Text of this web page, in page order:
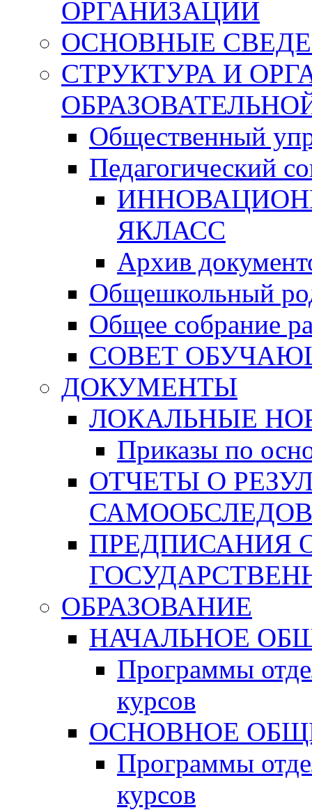
ОРГАНИЗАЦИИ
ОСНОВНЫЕ
СТРУКТУРА И
Общественный
Педагогический
ЯКЛАСС
Архив
Общешкольный
Общее собрание
СОВЕТ
ДОКУМЕНТЫ
ЛОКАЛЬНЫЕ
Приказы по
ОТЧЕТЫ О
ПРЕДПИСАНИЯ
ОБРАЗОВАНИЕ
НАЧАЛЬНОЕ
Программы
курсов
ОСНОВНОЕ
Программы
курсов